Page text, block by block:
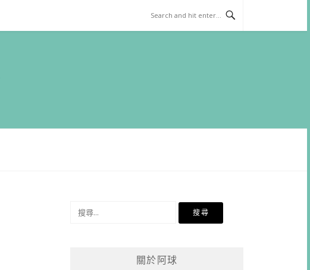
關於阿球